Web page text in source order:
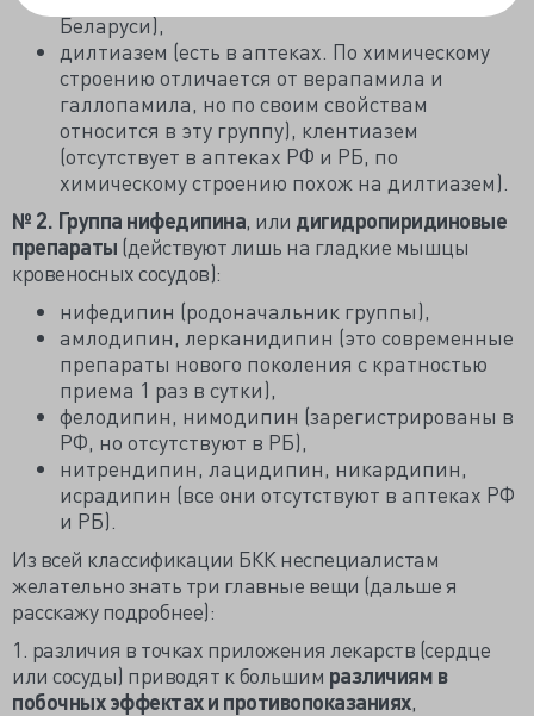
Беларуси),
дилтиазем (есть в аптеках. По химическому
строению отличается от верапамила и
галлопамила, но по своим свойствам
относится в эту группу), клентиазем
(отсутствует в аптеках РФ и РБ, по
химическому строению похож на дилтиазем).
№ 2. Группа нифедипина, или дигидропиридиновые
препараты (действуют лишь на гладкие мышцы
кровеносных сосудов):
нифедипин (родоначальник группы),
амлодипин, лерканидипин (это современные
препараты нового поколения с кратностью
приема 1 раз в сутки),
фелодипин, нимодипин (зарегистрированы в
РФ, но отсутствуют в РБ),
нитрендипин, лацидипин, никардипин,
исрадипин (все они отсутствуют в аптеках РФ
и РБ).
Из всей классификации БКК неспециалистам
желательно знать три главные вещи (дальше я
расскажу подробнее):
1. различия в точках приложения лекарств (сердце
или сосуды) приводят к большим различиям в
побочных эффектах и противопоказаниях,